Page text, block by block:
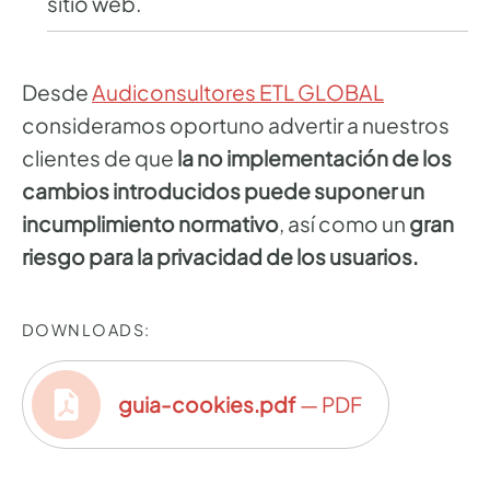
DesdeAudiconsultores ETL GLOBAL
consideramos oportuno advertir a nuestros
clientes de que la no implementación de los
cambios introducidos puede suponer un
incumplimiento normativo, así como un gran
riesgo para la privacidad de los usuarios.
DOWNLOADS:
guia-cookies.pdf— PDF